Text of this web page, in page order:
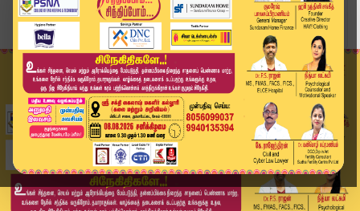
Home
வீடியோ ஸ்டோரி
சீரழிந்த சட்ட ஒழுங்கு.. முதல்வர் மாநாட்டை கடுமை...